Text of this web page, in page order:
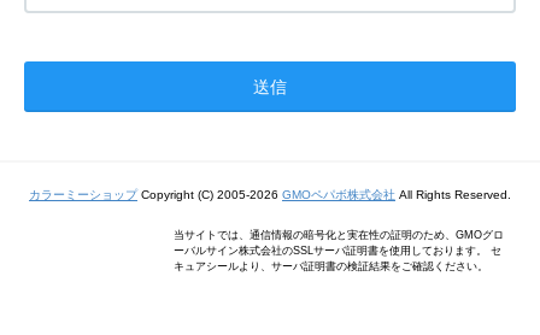
カラーミーショップCopyright (C) 2005-2026 GMOペパボ株式会社 All Rights Reserved.
当サイトでは、通信情報の暗号化と実在性の証明のため、GMOグロ
ーバルサイン株式会社のSSLサーバ証明書を使用しております。 セ
キュアシールより、サーバ証明書の検証結果をご確認ください。